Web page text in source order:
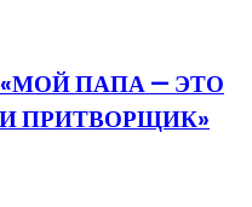
ПАПА — ЭТО
ПРИТВОРЩИК»